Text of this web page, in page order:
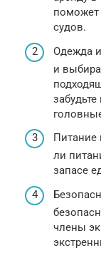
поможет
судов.
Одежда
и
Питание
ли
запасе
члены